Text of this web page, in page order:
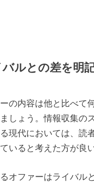
バルとの差を明
の内容は他と比べて
しょう。情報収集の
現代においては、読
いると考えた方が良い
オファーはライバル